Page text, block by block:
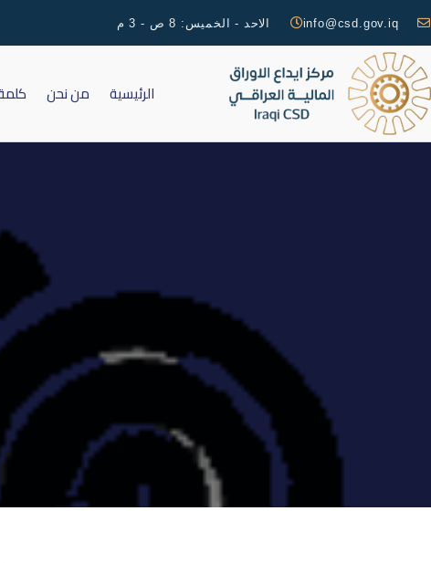
info@csd.gov.iq الاحد - الخميس: 8 ص - 3 م
الرئيسية من نحن
إفصاح – قدمت شركة الامين